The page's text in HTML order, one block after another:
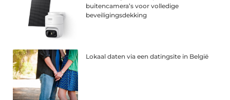
buitencamera’s voor volledige
beveiligingsdekking
Lokaal daten via een datingsite in België